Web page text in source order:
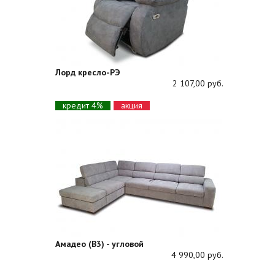
Лорд кресло-РЭ
2 107,00 руб.
кредит 4%
акция
Амадео (В3) - угловой
4 990,00 руб.